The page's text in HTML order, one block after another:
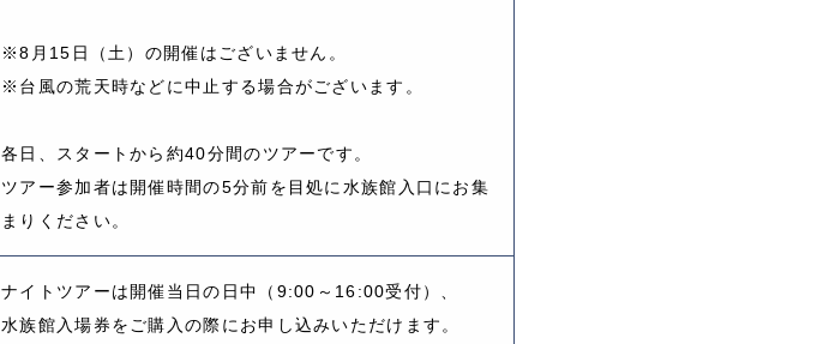
※8月15日（土）の開催はございません。
※台風の荒天時などに中止する場合がございます。
各日、スタートから約40分間のツアーです。
ツアー参加者は開催時間の5分前を目処に水族館入口にお集
まりください。
ナイトツアーは開催当日の日中（9:00～16:00受付）、
水族館入場券をご購入の際にお申し込みいただけます。